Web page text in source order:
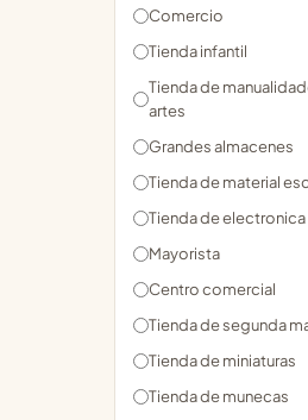
Comercio
Tienda infantil
Tienda de
artes
Grandes almacenes
Tienda de material
Tienda de electronica
Mayorista
Centro comercial
Tienda de segunda
Tienda de miniaturas
Tienda de munecas